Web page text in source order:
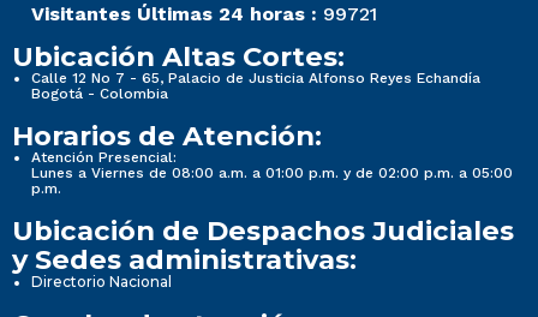
Visitantes Últimas 24 horas : 99721
Ubicación Altas Cortes:
Calle 12 No 7 - 65, Palacio de Justicia Alfonso Reyes Echandía
Bogotá - Colombia
Horarios de Atención:
Atención Presencial:
Lunes a Viernes de 08:00 a.m. a 01:00 p.m. y de 02:00 p.m. a 05:00
p.m.
Ubicación de Despachos Judiciales
y Sedes administrativas:
Directorio Nacional